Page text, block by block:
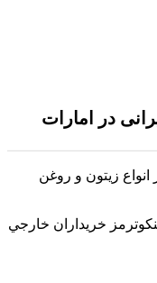
اطلاعات کامل 15 خريدار انواع زيتون و روغن
خريداران خارجي